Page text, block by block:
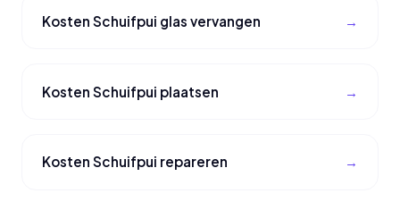
Kosten Schuifpui glas vervangen
Kosten Schuifpui plaatsen
Kosten Schuifpui repareren